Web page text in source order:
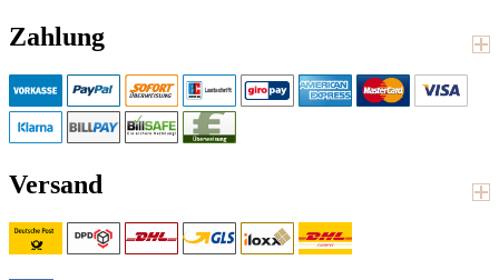
Zahlung
Versand